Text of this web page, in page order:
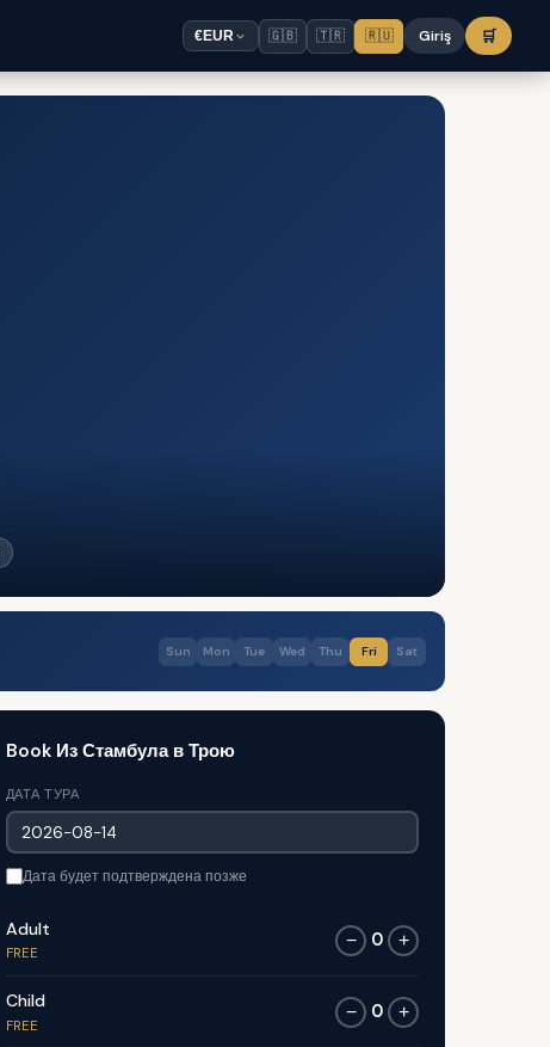
€EUR 🇬🇧 🇹🇷 🇷🇺 Giriş 🛒
Sun Mon Tue Wed Thu Fri Sat
Book Из Стамбула в Трою
ДАТА ТУРА
Дата будет подтверждена позже
Adult
FREE
− 0 +
Child
FREE
− 0 +